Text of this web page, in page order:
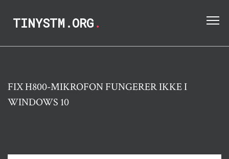
TINYSTM.ORG.
FIX H800-MIKROFON FUNGERER IKKE I
WINDOWS 10